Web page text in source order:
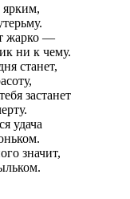
ярким,
жарко —
ни к чему.
станет,
застанет
удача
значит,